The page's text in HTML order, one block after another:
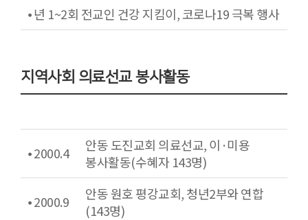
⦁ 년 1~2회 전교인 건강 지킴이, 코로나19 극복 행사
지역사회 의료선교 봉사활동
⦁ 2000.4
안동 도진교회 의료선교, 이·미용
봉사활동(수혜자 143명)
⦁ 2000.9
안동 원호 평강교회, 청년2부와 연합
(143명)